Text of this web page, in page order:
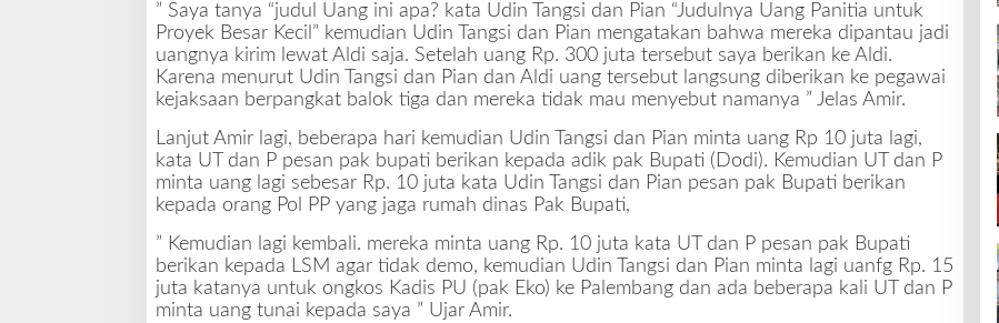
” Saya tanya “judul Uang ini apa? kata Udin Tangsi dan Pian “Judulnya Uang Panitia untuk
Proyek Besar Kecil” kemudian Udin Tangsi dan Pian mengatakan bahwa mereka dipantau jadi
uangnya kirim lewat Aldi saja. Setelah uang Rp. 300 juta tersebut saya berikan ke Aldi.
Karena menurut Udin Tangsi dan Pian dan Aldi uang tersebut langsung diberikan ke pegawai
kejaksaan berpangkat balok tiga dan mereka tidak mau menyebut namanya ” Jelas Amir.
Lanjut Amir lagi, beberapa hari kemudian Udin Tangsi dan Pian minta uang Rp 10 juta lagi,
kata UT dan P pesan pak bupati berikan kepada adik pak Bupati (Dodi). Kemudian UT dan P
minta uang lagi sebesar Rp. 10 juta kata Udin Tangsi dan Pian pesan pak Bupati berikan
kepada orang Pol PP yang jaga rumah dinas Pak Bupati,
” Kemudian lagi kembali. mereka minta uang Rp. 10 juta kata UT dan P pesan pak Bupati
berikan kepada LSM agar tidak demo, kemudian Udin Tangsi dan Pian minta lagi uanfg Rp. 15
juta katanya untuk ongkos Kadis PU (pak Eko) ke Palembang dan ada beberapa kali UT dan P
minta uang tunai kepada saya ” Ujar Amir.